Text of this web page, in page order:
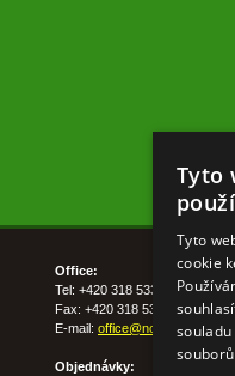
Office:
Tel: +420 318 533 511
Fax: +420 318 533 513
E-mail: office@nohelgarden.cz
Objednávky:
Tyto
Tyto
cookie